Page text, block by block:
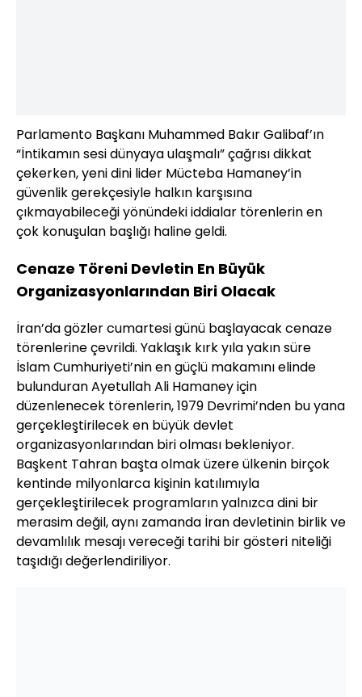
Parlamento Başkanı Muhammed Bakır Galibaf’ın
“İntikamın sesi dünyaya ulaşmalı” çağrısı dikkat
çekerken, yeni dini lider Mücteba Hamaney’in
güvenlik gerekçesiyle halkın karşısına
çıkmayabileceği yönündeki iddialar törenlerin en
çok konuşulan başlığı haline geldi.
Cenaze Töreni Devletin En Büyük
Organizasyonlarından Biri Olacak
İran’da gözler cumartesi günü başlayacak cenaze
törenlerine çevrildi. Yaklaşık kırk yıla yakın süre
İslam Cumhuriyeti’nin en güçlü makamını elinde
bulunduran Ayetullah Ali Hamaney için
düzenlenecek törenlerin, 1979 Devrimi’nden bu yana
gerçekleştirilecek en büyük devlet
organizasyonlarından biri olması bekleniyor.
Başkent Tahran başta olmak üzere ülkenin birçok
kentinde milyonlarca kişinin katılımıyla
gerçekleştirilecek programların yalnızca dini bir
merasim değil, aynı zamanda İran devletinin birlik ve
devamlılık mesajı vereceği tarihi bir gösteri niteliği
taşıdığı değerlendiriliyor.